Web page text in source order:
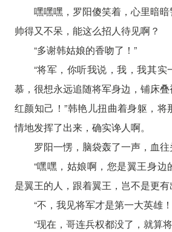
嘿嘿嘿，罗阳傻笑着，心里暗暗
帅得又不呆，能这么招人待见啊？
“多谢韩姑娘的香吻了！”
“将军，你听我说，我，我其实
慕，很想永远追随将军身边，铺床
红颜知己！”韩艳儿扭曲着身躯，
情地发挥了出来，确实谗人啊。
罗阳一愣，脑袋轰了一声，血往
“嘿嘿，姑娘啊，您是翼王身
是翼王的人，跟着翼王，岂不是更有
“不，我见将军才是第一大英雄
“现在，哥连兵权都没了，就算